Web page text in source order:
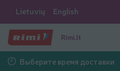
Lietuvių English
Rimi.lt
Выберите время доставки